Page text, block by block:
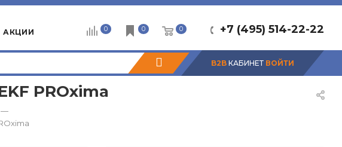
АКЦИИ +7 (495) 514-22-22
0 0 0
B2B КАБИНЕТ ВОЙТИ
PROxima
—